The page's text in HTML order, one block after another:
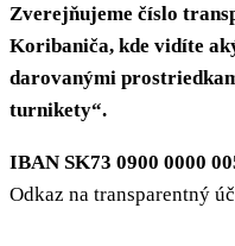
Zverejňujeme číslo
Koribaniča, kde vidíte
darovanými
turnikety“.
IBAN SK73 0900 0000
Odkaz na transparentný